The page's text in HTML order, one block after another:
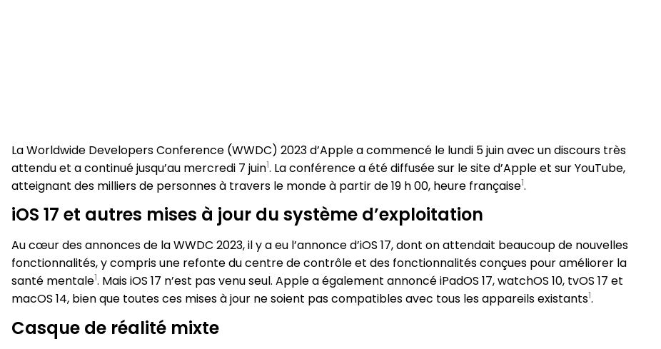
La Worldwide Developers Conference (WWDC) 2023 d’Apple a commencé le lundi 5 juin avec un discours très
attendu et a continué jusqu’au mercredi 7 juin​1​. La conférence a été diffusée sur le site d’Apple et sur YouTube,
atteignant des milliers de personnes à travers le monde à partir de 19 h 00, heure française​1​.
iOS 17 et autres mises à jour du système d’exploitation
Au cœur des annonces de la WWDC 2023, il y a eu l’annonce d’iOS 17, dont on attendait beaucoup de nouvelles
fonctionnalités, y compris une refonte du centre de contrôle et des fonctionnalités conçues pour améliorer la
santé mentale​1​. Mais iOS 17 n’est pas venu seul. Apple a également annoncé iPadOS 17, watchOS 10, tvOS 17 et
macOS 14, bien que toutes ces mises à jour ne soient pas compatibles avec tous les appareils existants​1​.
Casque de réalité mixte